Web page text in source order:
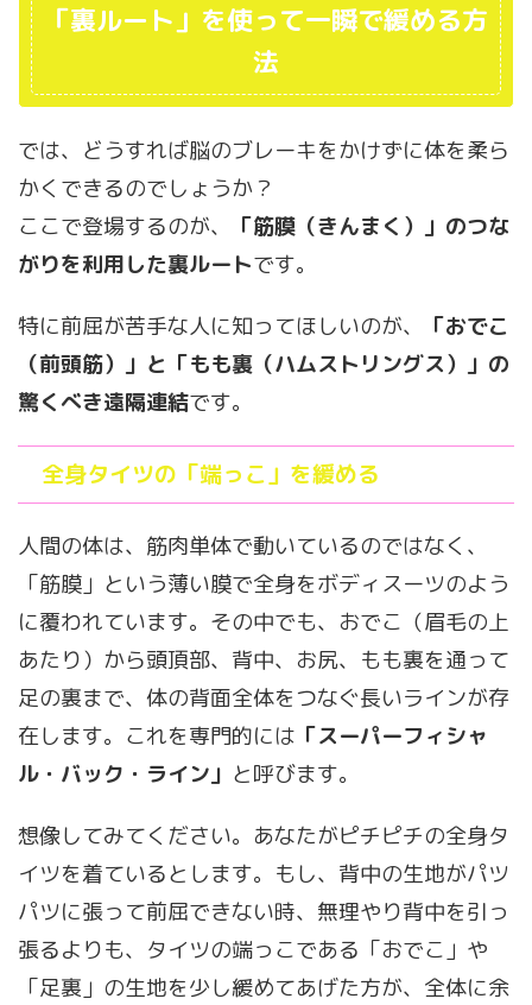
「裏ルート」を使って一瞬で緩める方
法
では、どうすれば脳のブレーキをかけずに体を柔ら
かくできるのでしょうか？
ここで登場するのが、
「筋膜（きんまく）」のつな
がりを利用した裏ルートです。
特に前屈が苦手な人に知ってほしいのが、
「おでこ
（前頭筋）」と「もも裏（ハムストリングス）」の
驚くべき遠隔連結です。
全身タイツの「端っこ」を緩める
人間の体は、筋肉単体で動いているのではなく、
「筋膜」という薄い膜で全身をボディスーツのよう
に覆われています。その中でも、おでこ（眉毛の上
あたり）から頭頂部、背中、お尻、もも裏を通って
足の裏まで、体の背面全体をつなぐ長いラインが存
在します。これを専門的には 「スーパーフィシャ
ル・バック・ライン」 と呼びます。
想像してみてください。あなたがピチピチの全身タ
イツを着ているとします。もし、背中の生地がパツ
パツに張って前屈できない時、無理やり背中を引っ
張るよりも、タイツの端っこである「おでこ」や
「足裏」の生地を少し緩めてあげた方が、全体に余